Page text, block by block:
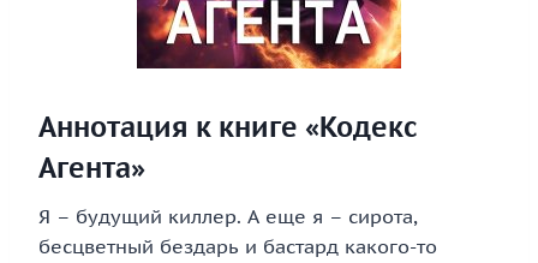
Аннотация к книге «Кодекс
Агента»
Я – будущий киллер. А еще я – сирота,
бесцветный бездарь и бастард какого-то